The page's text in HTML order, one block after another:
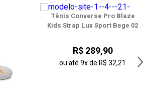
Tênis Converse Pro Blaze
Kids Strap Lux Sport Bege 02
R$ 289,90
ou até9xdeR$ 32,21